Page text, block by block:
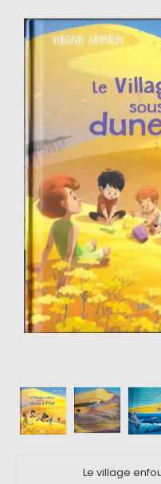
Le village